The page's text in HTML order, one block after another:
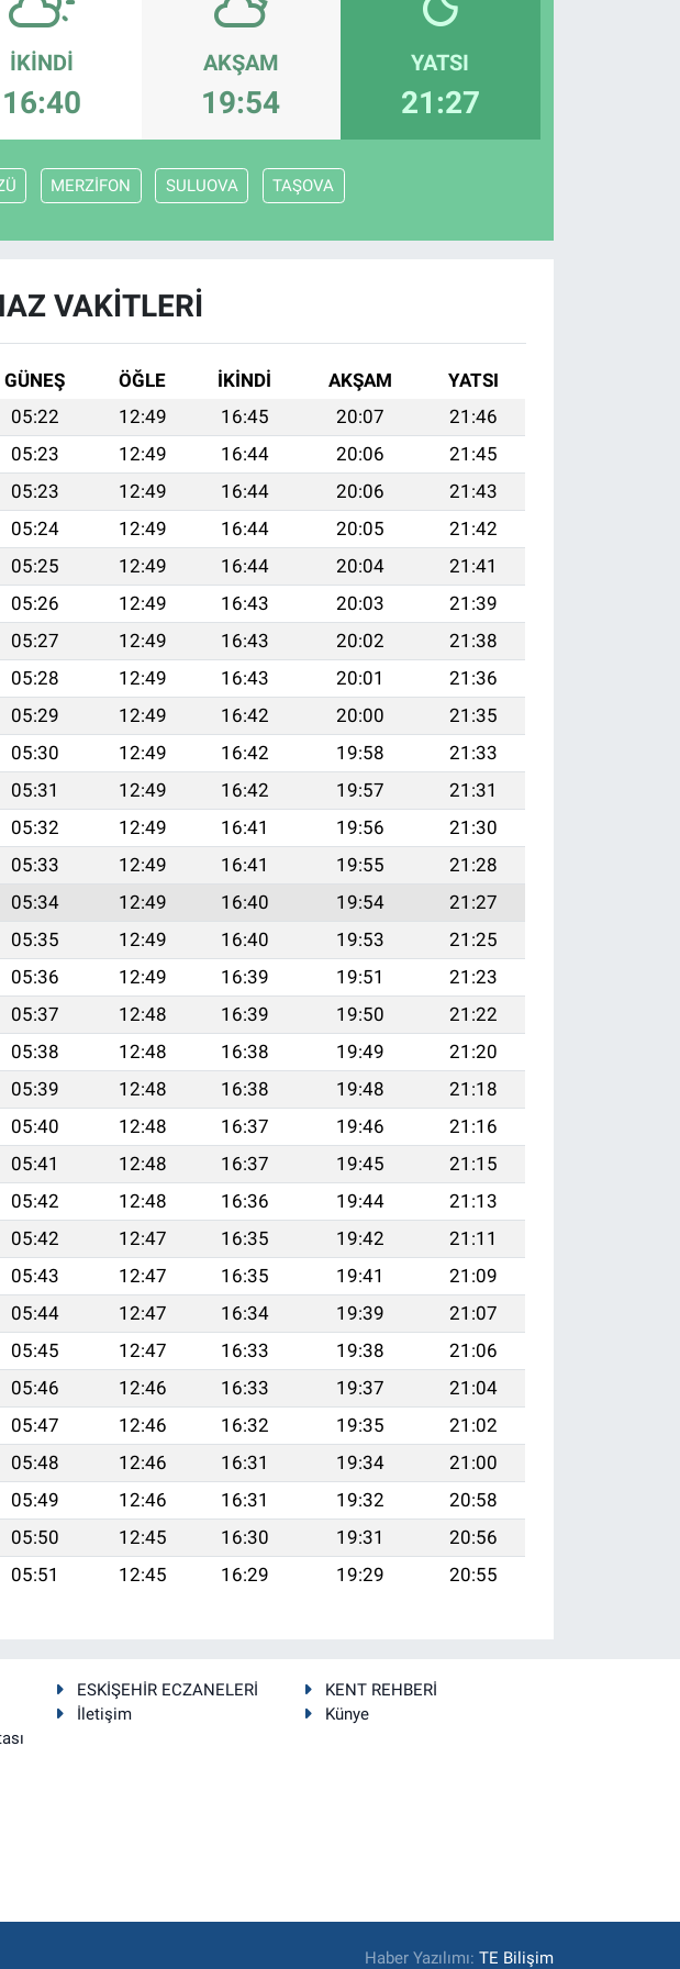
İKINDI
16:40
AKŞAM
19:54
YATSI
21:27
MERZİFON SULUOVA TAŞOVA
VAKITLERI
GÜNEŞ ÖĞLE İKINDI AKŞAM
YATSI
05:22 12:49 16:45 20:07
21:46
05:23 12:49 16:44 20:06
21:45
05:23 12:49 16:44 20:06
21:43
05:24 12:49 16:44 20:05
21:42
05:25 12:49 16:44 20:04
21:41
05:26 12:49 16:43 20:03
21:39
05:27 12:49 16:43 20:02
21:38
05:28 12:49 16:43 20:01
21:36
05:29 12:49 16:42 20:00
21:35
05:30 12:49 16:42 19:58
21:33
05:31 12:49 16:42 19:57
21:31
05:32 12:49 16:41 19:56
21:30
05:33 12:49 16:41 19:55
21:28
05:34 12:49 16:40 19:54
21:27
05:35 12:49 16:40 19:53
21:25
05:36 12:49 16:39 19:51
21:23
05:37 12:48 16:39 19:50
21:22
05:38 12:48 16:38 19:49
21:20
05:39 12:48 16:38 19:48
21:18
05:40 12:48 16:37 19:46
21:16
05:41 12:48 16:37 19:45
21:15
05:42 12:48 16:36 19:44
21:13
05:42 12:47 16:35 19:42
21:11
05:43 12:47 16:35 19:41
21:09
05:44 12:47 16:34 19:39
21:07
05:45 12:47 16:33 19:38
21:06
05:46 12:46 16:33 19:37
21:04
05:47 12:46 16:32 19:35
21:02
05:48 12:46 16:31 19:34
21:00
05:49 12:46 16:31 19:32
20:58
05:50 12:45 16:30 19:31
20:56
05:51 12:45 16:29 19:29 20:55
ESKİŞEHİR ECZANELERİ
KENT REHBERİ
İletişim
Künye
Haber Yazılımı:TE Bilişim